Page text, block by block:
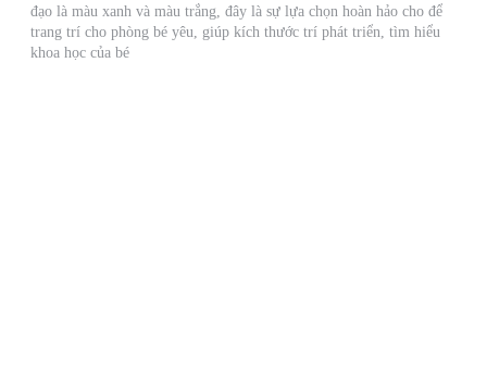
đạo là màu xanh và màu trắng, đây là sự lựa chọn hoàn hảo cho để
trang trí cho phòng bé yêu, giúp kích thước trí phát triển, tìm hiểu
khoa học của bé